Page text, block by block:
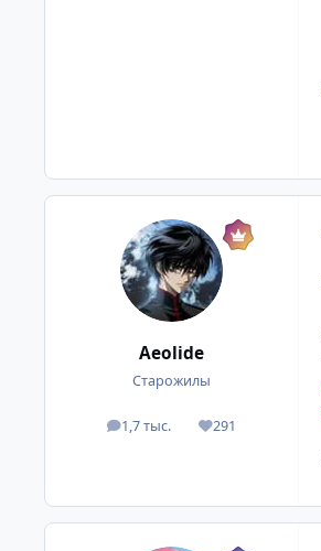
Aeolide
Старожилы
1,7 тыс.
посты 291
Репутация